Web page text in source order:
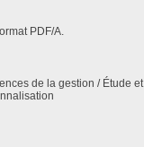
PDF/A.
de la gestion / Étude et